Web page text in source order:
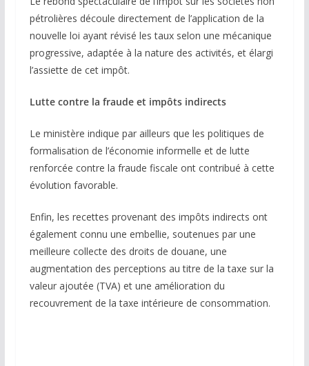
pétrolières découle directement de l’application de la
nouvelle loi ayant révisé les taux selon une mécanique
progressive, adaptée à la nature des activités, et élargi
l’assiette de cet impôt.
Lutte contre la fraude et impôts indirects
Le ministère indique par ailleurs que les politiques de
formalisation de l’économie informelle et de lutte
renforcée contre la fraude fiscale ont contribué à cette
évolution favorable.
Enfin, les recettes provenant des impôts indirects ont
également connu une embellie, soutenues par une
meilleure collecte des droits de douane, une
augmentation des perceptions au titre de la taxe sur la
valeur ajoutée (TVA) et une amélioration du
recouvrement de la taxe intérieure de consommation.